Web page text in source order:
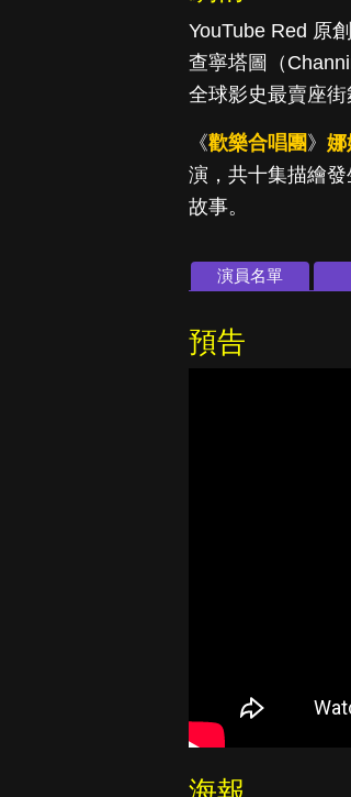
YouTube Red 原
查寧塔圖（
全球影史最賣座街
《歡樂合唱團 》 娜
演，共十集描繪
故事。
演員名單
預告